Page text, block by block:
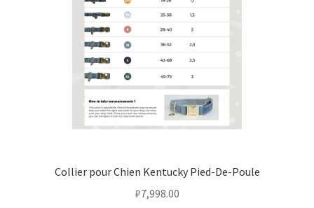
Collier pour Chien Kentucky Pied-De-Poule
₽7,998.00